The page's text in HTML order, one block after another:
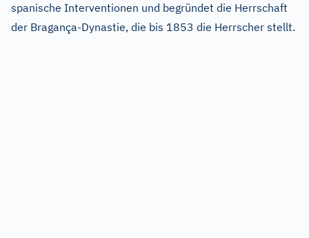
spanische Interventionen und begründet die Herrschaft
der Bragança-Dynastie, die bis 1853 die Herrscher stellt.